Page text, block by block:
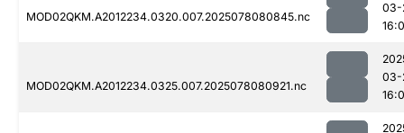
MOD02QKM.A2012234.0320.007.2025078080845.nc
03-
MOD02QKM.A2012234.0325.007.2025078080921.nc
03-